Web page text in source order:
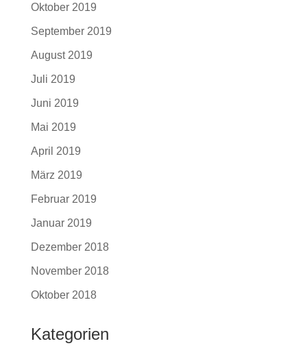
Oktober 2019
September 2019
August 2019
Juli 2019
Juni 2019
Mai 2019
April 2019
März 2019
Februar 2019
Januar 2019
Dezember 2018
November 2018
Oktober 2018
Kategorien